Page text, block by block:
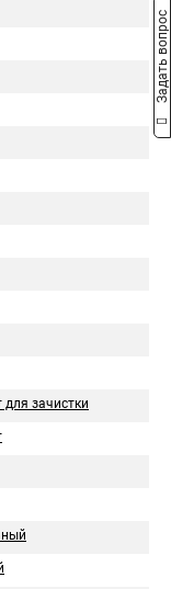
для зачистки
Задать вопрос